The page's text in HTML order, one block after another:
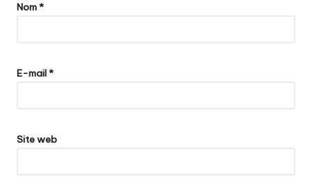
Nom*
E-mail*
Site web